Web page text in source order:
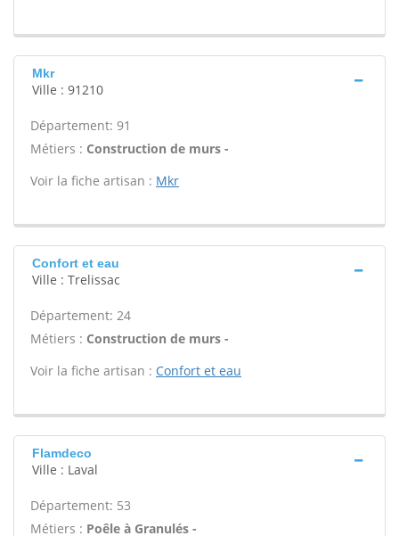
Mkr
Ville : 91210
Département: 91
Métiers : Construction de murs -
Voir la fiche artisan : Mkr
Confort et eau
Ville : Trelissac
Département: 24
Métiers : Construction de murs -
Voir la fiche artisan : Confort et eau
Flamdeco
Ville : Laval
Département: 53
Métiers : Poêle à Granulés -